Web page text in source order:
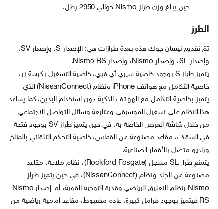
حين يبلغ وزن طراز Nismo حوالي 2950 رطل.
الطرز
تمّ تقديم نيسان جوك هذه بعدة طرازات هي: الإصدار S، وإصدار SV،
وإصدار SL، وإصدار Nismo، وإصدار Nismo RS.
يتميز طراز S بوجود خاصية سيري أي فري، خاصية التشغيل بكبسة زر،
خاصية التكامل مع هواتف iPhone ونظام (NissanConnect) الذي
يتميز بخاصية التكامل مع الهواتف الذكية دون استخدام اليدين، كما يساعد
هذا النظام على تشغيل الموسيقى ومتابعة وسائل التواصل الاجتماعي
من خلال شاشة العرض الخاصة به، في حين يتميز طراز SV بوجود فتحة
في السقف، مقاعد مصنوعة من القماش، خاصية التحكم التلقائي بالمناخ
وراديو متصل بالأقمار الصناعية.
يتمتع طراز SL مسجل (Rockford Fosgate)، نظام ملاحة، مقاعد
مصنوعة من الجلد ونظام (NissanConnect)، في حين يتميز طراز
Nismo بنظام التعليق الرياضي وقدرة التوجيه القوية، أما إصدار Nismo
RS فيتميز بوجود فرامل كبيرة، عادم مضبوط، مقاعد أمامية رياضية من